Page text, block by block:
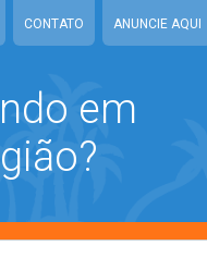
CONTATO ANUNCIE AQUI
em